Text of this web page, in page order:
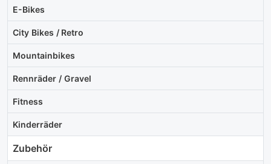
E-Bikes
City Bikes / Retro
Mountainbikes
Rennräder / Gravel
Fitness
Kinderräder
Zubehör